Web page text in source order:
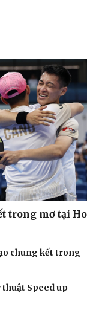
trong mơ tại Ho
chung kết trong
Speed up